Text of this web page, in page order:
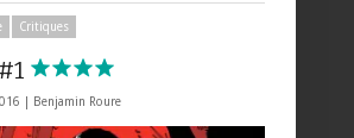
Critiques
| Benjamin Roure